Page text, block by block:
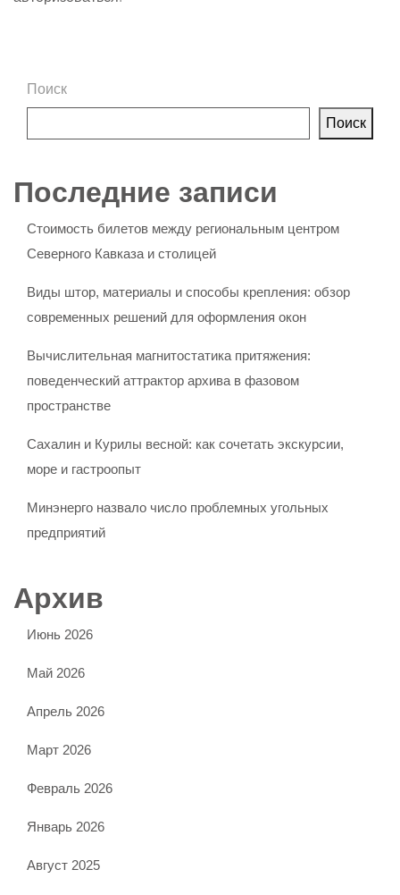
Поиск
Поиск
Последние записи
Стоимость билетов между региональным центром
Северного Кавказа и столицей
Виды штор, материалы и способы крепления: обзор
современных решений для оформления окон
Вычислительная магнитостатика притяжения:
поведенческий аттрактор архива в фазовом
пространстве
Сахалин и Курилы весной: как сочетать экскурсии,
море и гастроопыт
Минэнерго назвало число проблемных угольных
предприятий
Архив
Июнь 2026
Май 2026
Апрель 2026
Март 2026
Февраль 2026
Январь 2026
Август 2025